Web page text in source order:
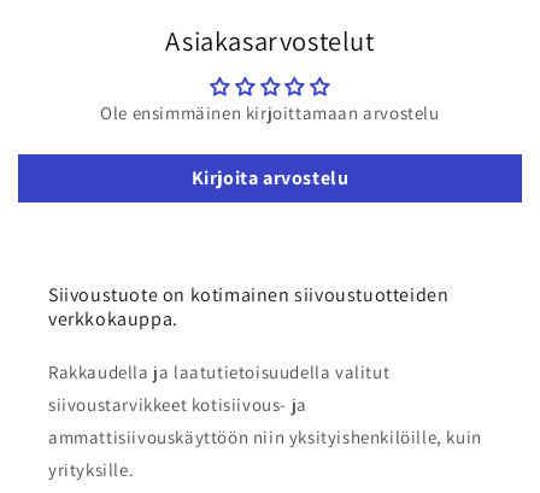
Asiakasarvostelut
Ole ensimmäinen kirjoittamaan arvostelu
Kirjoita arvostelu
Siivoustuote on kotimainen siivoustuotteiden
verkkokauppa.
Rakkaudella ja laatutietoisuudella valitut
siivoustarvikkeet kotisiivous- ja
ammattisiivouskäyttöön niin yksityishenkilöille, kuin
yrityksille.